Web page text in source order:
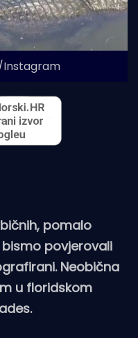
Instagram
pomalo
povjerovali
Neobična
u floridskom